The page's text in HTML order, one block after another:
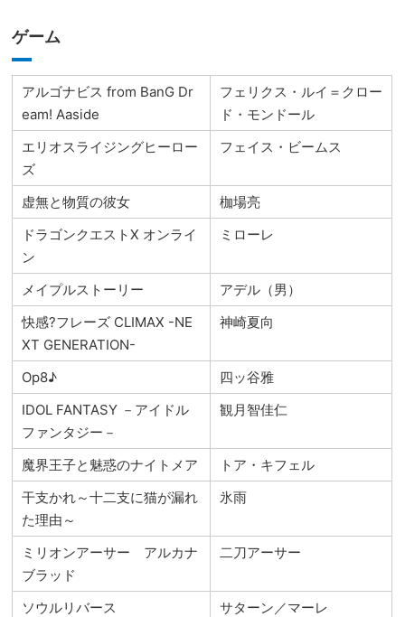
ゲーム
アルゴナビス from BanG Dr
eam! Aaside
フェリクス・ルイ＝クロー
ド・モンドール
エリオスライジングヒーロー
ズ
フェイス・ビームス
虚無と物質の彼女
枷場亮
ドラゴンクエストX オンライ
ン
ミローレ
メイプルストーリー
アデル（男）
快感?フレーズ CLIMAX -NE
XT GENERATION-
神崎夏向
Op8♪
四ッ谷雅
IDOL FANTASY －アイドル
ファンタジー－
観月智佳仁
魔界王子と魅惑のナイトメア
トア・キフェル
干支かれ～十二支に猫が漏れ
た理由～
氷雨
ミリオンアーサー アルカナ
ブラッド
二刀アーサー
ソウルリバース
サターン／マーレ